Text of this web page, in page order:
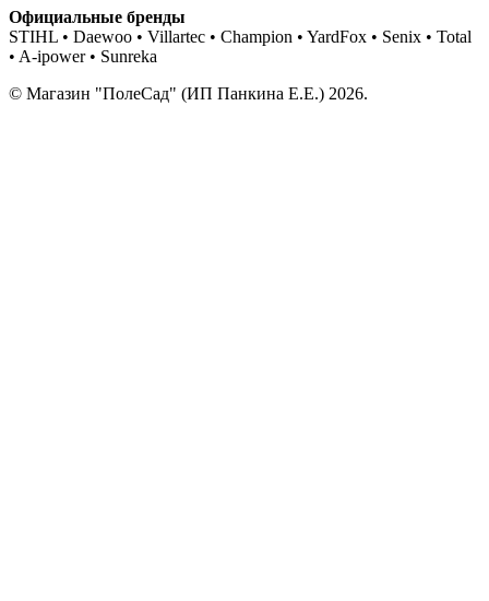
Официальные бренды
STIHL • Daewoo • Villartec • Champion • YardFox • Senix • Total
• A-ipower • Sunreka
© Магазин "ПолеСад" (ИП Панкина Е.Е.) 2026.